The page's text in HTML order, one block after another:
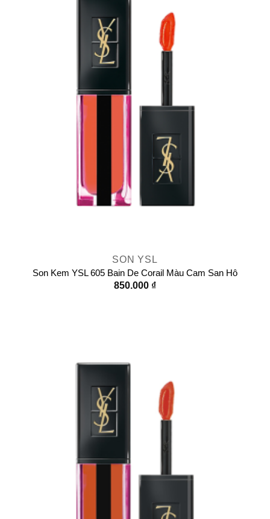
SON YSL
Son Kem YSL 605 Bain De Corail Màu Cam San Hô
850.000 ₫